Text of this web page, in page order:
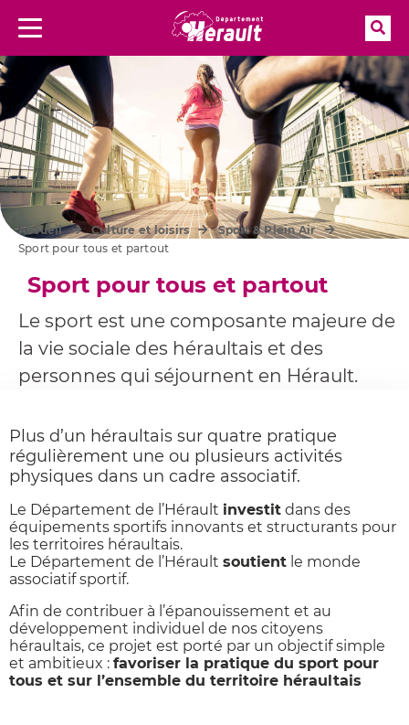
Aller à la recherche
Menu
Sport pour tous et partout
Accueil Culture et loisirs
Sport & Plein Air
Sport pour tous et partout
Le sport est une composante majeure de
la vie sociale des héraultais et des
personnes qui séjournent en Hérault.
Plus d’un héraultais sur quatre pratique
régulièrement une ou plusieurs activités
physiques dans un cadre associatif.
Le Département de l’Hérault investit dans des
équipements sportifs innovants et structurants pour
les territoires héraultais.
Le Département de l’Hérault soutient le monde
associatif sportif.
Afin de contribuer à l’épanouissement et au
développement individuel de nos citoyens
héraultais, ce projet est porté par un objectif simple
et ambitieux : favoriser la pratique du sport pour
tous et sur l’ensemble du territoire héraultais